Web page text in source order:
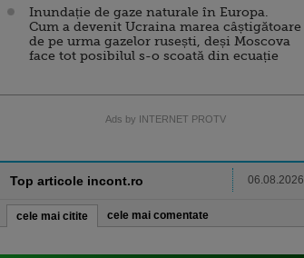
Inundație de gaze naturale în Europa.
Cum a devenit Ucraina marea câștigătoare
de pe urma gazelor rusești, deși Moscova
face tot posibilul s-o scoată din ecuație
Ads by INTERNET PROTV
Top articole incont.ro 06.08.2026
cele mai citite cele mai comentate